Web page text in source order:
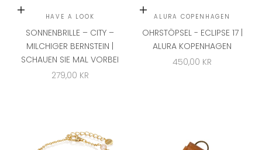
In den Warenkorb
HAVE A LOOK
SONNENBRILLE – CITY –
MILCHIGER BERNSTEIN |
SCHAUEN SIE MAL VORBEI
ANGEBOT
279,00 KR
In den Warenkorb
ALURA COPENHAGEN
OHRSTÖPSEL - ECLIPSE 17 |
ALURA KOPENHAGEN
ANGEBOT
450,00 KR